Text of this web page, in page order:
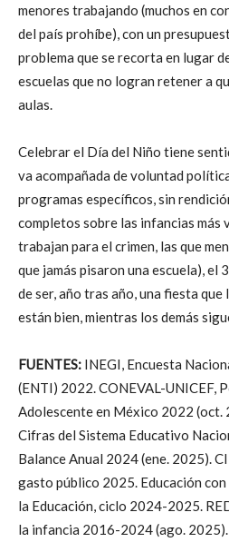
menores trabajando (muchos en
del país prohíbe), con un
problema que se recorta en lugar
escuelas que no logran retener a
aulas.
Celebrar el Día del Niño tiene
va acompañada de voluntad
programas específicos, sin
completos sobre las infancias más
trabajan para el crimen, las que
que jamás pisaron una escuela), el
de ser, año tras año, una fiesta que
están bien, mientras los demás
FUENTES: INEGI, Encuesta
(ENTI) 2022. CONEVAL-UNICEF,
Adolescente en México 2022 (oct.
Cifras del Sistema Educativo
Balance Anual 2024 (ene. 2025).
gasto público 2025. Educación
la Educación, ciclo 2024-2025.
la infancia 2016-2024 (ago. 2025).